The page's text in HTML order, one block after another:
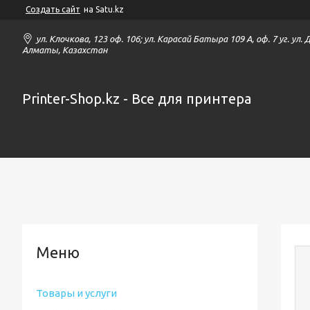
Создать сайт на Satu.kz
ул. Клочкова, 123 оф. 106; ул. Карасай Батыра 109 А, оф. 7 уг. ул.
Алматы, Казахстан
Printer-Shop.kz - Все для принтера
Товары и услуги